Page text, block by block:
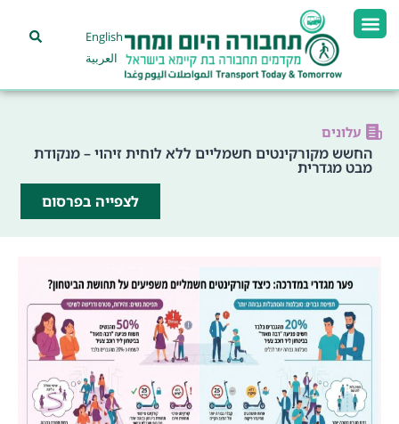
English
العربية
עלונים
החשש מקורקינטים חשמליים ללא לוחית זיהוי – מנקודת
מבט מגדרית
לצפייה בפרסום